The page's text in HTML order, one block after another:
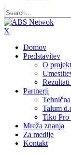
X
Domov
Predstavitev
O
Partnerji
Talum
Tiko Pro
Mreža znanja
Za medije
Kontakt